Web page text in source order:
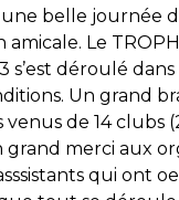
belle journée
Le
s’est déroulé
Un grand
de 14 clubs
grand merci aux
qui ont